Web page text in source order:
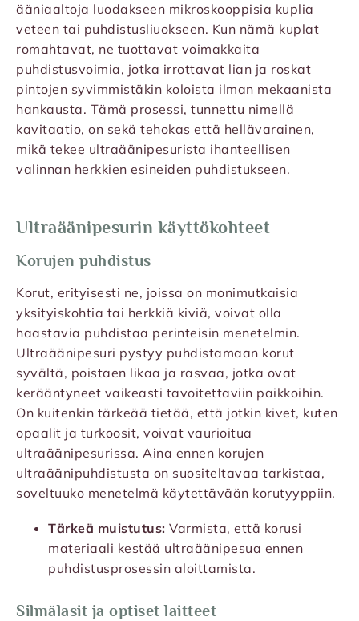
ääniaaltoja luodakseen mikroskooppisia kuplia
veteen tai puhdistusliuokseen. Kun nämä kuplat
romahtavat, ne tuottavat voimakkaita
puhdistusvoimia, jotka irrottavat lian ja roskat
pintojen syvimmistäkin koloista ilman mekaanista
hankausta. Tämä prosessi, tunnettu nimellä
kavitaatio, on sekä tehokas että hellävarainen,
mikä tekee ultraäänipesurista ihanteellisen
valinnan herkkien esineiden puhdistukseen.
Ultraäänipesurin käyttökohteet
Korujen puhdistus
Korut, erityisesti ne, joissa on monimutkaisia
yksityiskohtia tai herkkiä kiviä, voivat olla
haastavia puhdistaa perinteisin menetelmin.
Ultraäänipesuri pystyy puhdistamaan korut
syvältä, poistaen likaa ja rasvaa, jotka ovat
kerääntyneet vaikeasti tavoitettaviin paikkoihin.
On kuitenkin tärkeää tietää, että jotkin kivet, kuten
opaalit ja turkoosit, voivat vaurioitua
ultraäänipesurissa. Aina ennen korujen
ultraäänipuhdistusta on suositeltavaa tarkistaa,
soveltuuko menetelmä käytettävään korutyyppiin.
Tärkeä muistutus: Varmista, että korusi
materiaali kestää ultraäänipesua ennen
puhdistusprosessin aloittamista.
Silmälasit ja optiset laitteet